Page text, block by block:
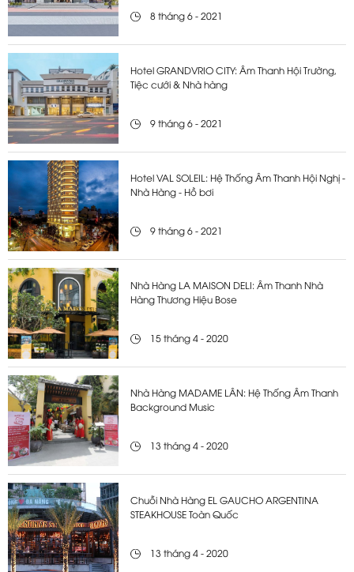
8 tháng 6 - 2021
Hotel GRANDVRIO CITY: Âm Thanh Hội Trường,
Tiệc cưới & Nhà hàng
9 tháng 6 - 2021
Hotel VAL SOLEIL: Hệ Thống Âm Thanh Hội Nghị -
Nhà Hàng - Hồ bơi
9 tháng 6 - 2021
Nhà Hàng LA MAISON DELI: Âm Thanh Nhà
Hàng Thương Hiệu Bose
15 tháng 4 - 2020
Nhà Hàng MADAME LÂN: Hệ Thống Âm Thanh
Background Music
13 tháng 4 - 2020
Chuỗi Nhà Hàng EL GAUCHO ARGENTINA
STEAKHOUSE Toàn Quốc
13 tháng 4 - 2020